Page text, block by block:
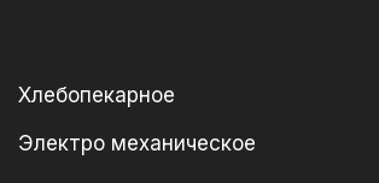
Хлебопекарное
Электро механическое